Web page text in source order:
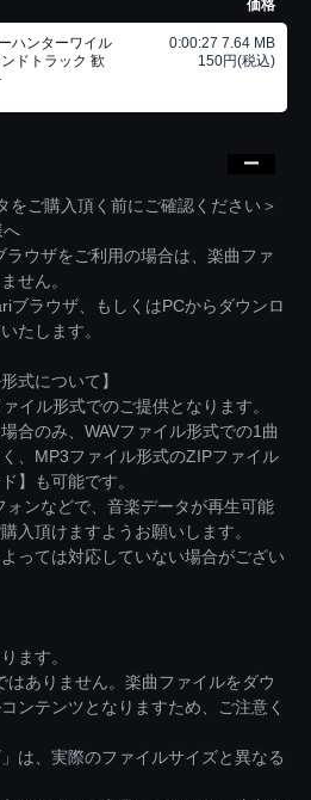
価格
ハンターワイル
ドトラック 歓
0:00:27 7.64 MB
150円(税込)
ご購入頂く前にご確認ください＞
へ
ウザをご利用の場合は、楽曲ファ
せん。
ブラウザ、もしくはPCからダウンロ
たします。
式について】
イル形式でのご提供となります。
合のみ、WAVファイル形式での1曲
、MP3ファイル形式のZIPファイル
】も可能です。
ンなどで、音楽データが再生可能
入頂けますようお願いします。
っては対応していない場合がござい
ます。
はありません。楽曲ファイルをダウ
ンテンツとなりますため、ご注意く
は、実際のファイルサイズと異なる